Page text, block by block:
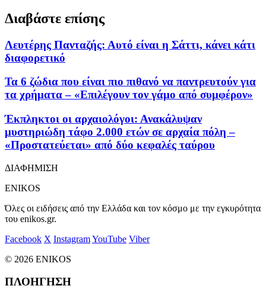
Διαβάστε επίσης
Λευτέρης Πανταζής: Αυτό είναι η Σάττι, κάνει κάτι
διαφορετικό
Τα 6 ζώδια που είναι πιο πιθανό να παντρευτούν για
τα χρήματα – «Επιλέγουν τον γάμο από συμφέρον»
Έκπληκτοι οι αρχαιολόγοι: Ανακάλυψαν
μυστηριώδη τάφο 2.000 ετών σε αρχαία πόλη –
«Προστατεύεται» από δύο κεφαλές ταύρου
ΔΙΑΦΗΜΙΣΗ
ENIKOS
Όλες οι ειδήσεις από την Ελλάδα και τον κόσμο με την εγκυρότητα
του enikos.gr.
Facebook X InstagramYouTube Viber
© 2026 ENIKOS
ΠΛΟΗΓΗΣΗ